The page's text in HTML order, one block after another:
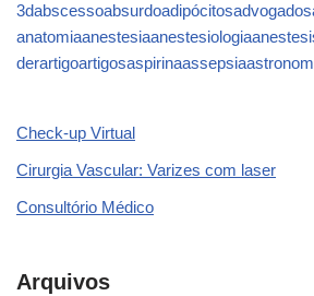
3dabscessoabsurdoadipócitosadvogados
anatomiaanestesiaanestesiologia
derartigoartigosaspirinaassepsia
Check-up Virtual
Cirurgia Vascular: Varizes com laser
Consultório Médico
Arquivos